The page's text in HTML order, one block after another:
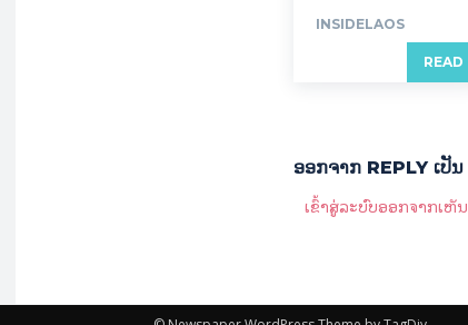
INSIDELAOS
READ
ອອກ​ຈາກ REPLY ເປັນ
ເຂົ້າ​ສູ່​ລະ​ບົບ​ອອກ​ຈາກ​ເຫັນ